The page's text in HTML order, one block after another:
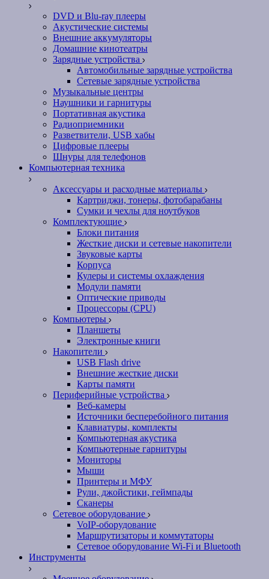
DVD и Blu-ray плееры
Акустические системы
Внешние аккумуляторы
Домашние кинотеатры
Зарядные устройства
Автомобильные зарядные устройства
Сетевые зарядные устройства
Музыкальные центры
Наушники и гарнитуры
Портативная акустика
Радиоприемники
Разветвители, USB хабы
Цифровые плееры
Шнуры для телефонов
Компьютерная техника
Аксессуары и расходные материалы
Картриджи, тонеры, фотобарабаны
Сумки и чехлы для ноутбуков
Комплектующие
Блоки питания
Жесткие диски и сетевые накопители
Звуковые карты
Корпуса
Кулеры и системы охлаждения
Модули памяти
Оптические приводы
Процессоры (CPU)
Компьютеры
Планшеты
Электронные книги
Накопители
USB Flash drive
Внешние жесткие диски
Карты памяти
Периферийные устройства
Веб-камеры
Источники бесперебойного питания
Клавиатуры, комплекты
Компьютерная акустика
Компьютерные гарнитуры
Мониторы
Мыши
Принтеры и МФУ
Рули, джойстики, геймпады
Сканеры
Сетевое оборудование
VoIP-оборудование
Маршрутизаторы и коммутаторы
Сетевое оборудование Wi-Fi и Bluetooth
Инструменты